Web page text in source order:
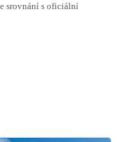
srovnání s oficiální